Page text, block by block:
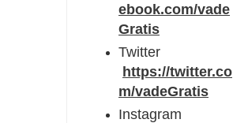
ebook.com/vade
Gratis
Twitter
https://twitter.co
m/vadeGratis
Instagram